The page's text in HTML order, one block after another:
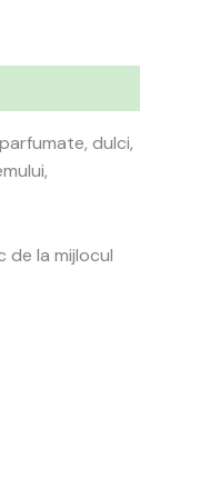
dulci,
la mijlocul